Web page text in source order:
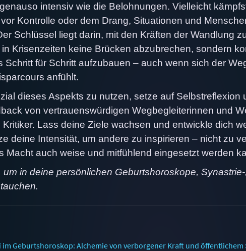
intensiv wie die Belohnungen. Vielleicht
Kontrolle oder dem Drang, Situationen und
Schlüssel liegt darin, mit den Kräften der Wandlung
Krisenzeiten keine Brücken abzubrechen, sondern
Schritt für Schritt aufzubauen – auch wenn sich der
anfühlt.
dieses Aspekts zu nutzen, setze auf Selbstreflexion
von vertrauenswürdigen Wegbegleiterinnen und
Lass deine Ziele wachsen und entwickle dich
deine Intensität, um andere zu inspirieren – nicht zu
Macht auch weise und mitfühlend eingesetzt werden
in deine persönlichen Geburtshoroskope,
Geburtshoroskop: Alchemie von verborgener Kraft und öffentlichem